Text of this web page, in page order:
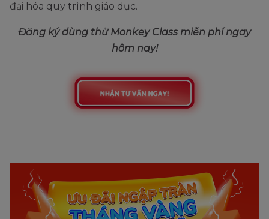
đại hóa quy trình giáo dục.
Đăng ký dùng thử Monkey Class miễn phí ngay
hôm nay!